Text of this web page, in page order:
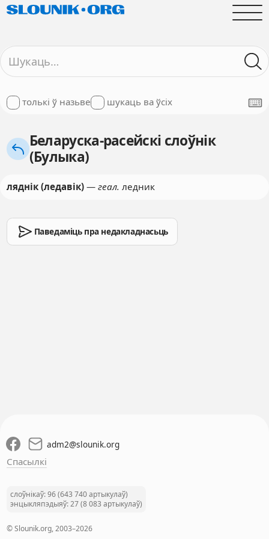
толькі ў назьве шукаць ва ўсіх
Беларуска-расейскі слоўнік
(Булыка)
ляднік (ледавік)— геал. ледник
Паведаміць пра недакладнасьць
adm2@slounik.org
Спасылкі
слоўнікаў: 96 (643 740 артыкулаў)
энцыкляпэдыяў: 27 (8 083 артыкулаў)
© Slounik.org, 2003–2026